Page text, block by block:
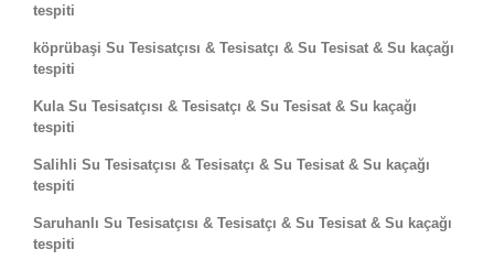
tespiti
köprübaşi Su Tesisatçısı & Tesisatçı & Su Tesisat & Su kaçağı
tespiti
Kula Su Tesisatçısı & Tesisatçı & Su Tesisat & Su kaçağı
tespiti
Salihli Su Tesisatçısı & Tesisatçı & Su Tesisat & Su kaçağı
tespiti
Saruhanlı Su Tesisatçısı & Tesisatçı & Su Tesisat & Su kaçağı
tespiti